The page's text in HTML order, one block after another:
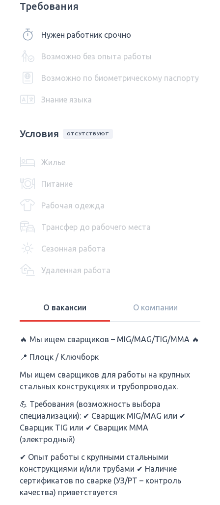
Требования
Нужен работник срочно
Возможно без опыта работы
Возможно по биометрическому паспорту
Знание языка
Условия ОТСУТСТВУЮТ
Жилье
Питание
Рабочая одежда
Трансфер до рабочего места
Сезонная работа
Удаленная работа
О вакансии О компании
🔥 Мы ищем сварщиков – MIG/MAG/TIG/MMA 🔥
📍 Плоцк / Ключборк
Мы ищем сварщиков для работы на крупных
стальных конструкциях и трубопроводах.
💪 Требования (возможность выбора
специализации): ✔ Сварщик MIG/MAG или ✔
Сварщик TIG или ✔ Сварщик MMA
(электродный)
✔ Опыт работы с крупными стальными
конструкциями и/или трубами ✔ Наличие
сертификатов по сварке (УЗ/РТ – контроль
качества) приветствуется